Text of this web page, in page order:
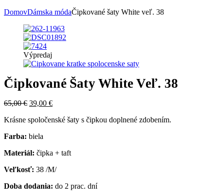
DomovDámska módaČipkované šaty White veľ. 38
Výpredaj
Čipkované Šaty White Veľ. 38
65,00€ 39,00 €
Krásne spoločenské šaty s čipkou doplnené zdobením.
Farba: biela
Materiál: čipka + taft
Veľkosť: 38 /M/
Doba dodania: do 2 prac. dní